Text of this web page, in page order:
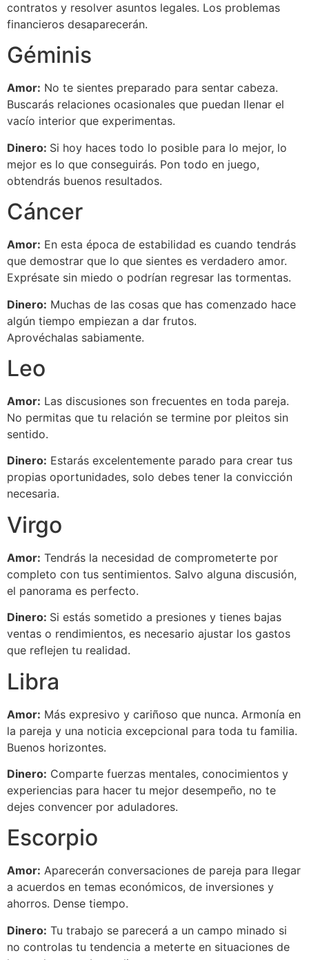
contratos y resolver asuntos legales. Los problemas
financieros desaparecerán.
Géminis
Amor: No te sientes preparado para sentar cabeza.
Buscarás relaciones ocasionales que puedan llenar el
vacío interior que experimentas.
Dinero: Si hoy haces todo lo posible para lo mejor, lo
mejor es lo que conseguirás. Pon todo en juego,
obtendrás buenos resultados.
Cáncer
Amor: En esta época de estabilidad es cuando tendrás
que demostrar que lo que sientes es verdadero amor.
Exprésate sin miedo o podrían regresar las tormentas.
Dinero: Muchas de las cosas que has comenzado hace
algún tiempo empiezan a dar frutos.
Aprovéchalas sabiamente.
Leo
Amor: Las discusiones son frecuentes en toda pareja.
No permitas que tu relación se termine por pleitos sin
sentido.
Dinero: Estarás excelentemente parado para crear tus
propias oportunidades, solo debes tener la convicción
necesaria.
Virgo
Amor: Tendrás la necesidad de comprometerte por
completo con tus sentimientos. Salvo alguna discusión,
el panorama es perfecto.
Dinero: Si estás sometido a presiones y tienes bajas
ventas o rendimientos, es necesario ajustar los gastos
que reflejen tu realidad.
Libra
Amor: Más expresivo y cariñoso que nunca. Armonía en
la pareja y una noticia excepcional para toda tu familia.
Buenos horizontes.
Dinero: Comparte fuerzas mentales, conocimientos y
experiencias para hacer tu mejor desempeño, no te
dejes convencer por aduladores.
Escorpio
Amor: Aparecerán conversaciones de pareja para llegar
a acuerdos en temas económicos, de inversiones y
ahorros. Dense tiempo.
Dinero: Tu trabajo se parecerá a un campo minado si
no controlas tu tendencia a meterte en situaciones de